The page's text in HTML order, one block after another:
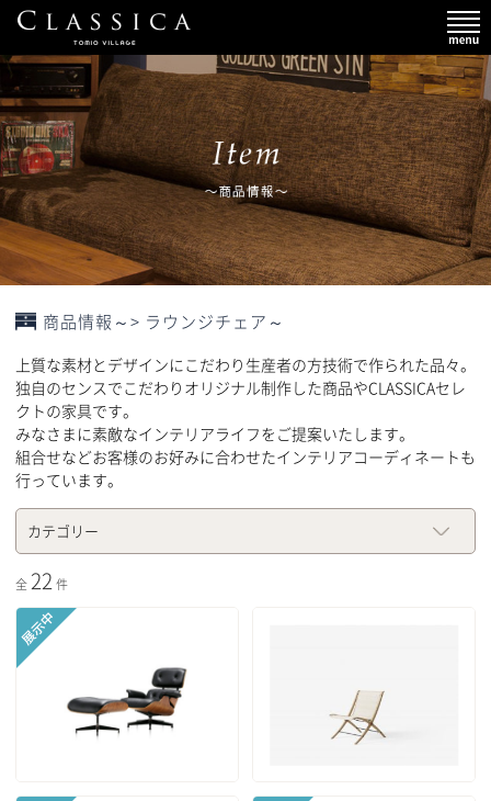
商品情報～> ラウンジチェア～
上質な素材とデザインにこだわり生産者の方技術で作られた品々。
独自のセンスでこだわりオリジナル制作した商品やCLASSICAセレ
クトの家具です。
みなさまに素敵なインテリアライフをご提案いたします。
組合せなどお客様のお好みに合わせたインテリアコーディネートも
行っています。
カテゴリー
全 22件